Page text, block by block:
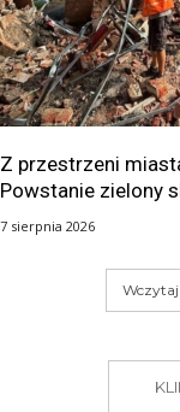
Z przestrzeni
Powstanie zielony
7 sierpnia 2026